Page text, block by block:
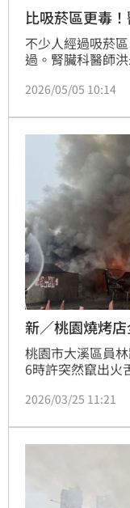
比吸菸區更毒
不少人經過吸菸
過。腎臟科醫師
烈氧化壓力與發
2026/05/05 10:14
新／桃園燒烤
桃園市大溪區員
6時許突然竄出火
在火場發現一具
要持續釐清。
2026/03/25 11:21